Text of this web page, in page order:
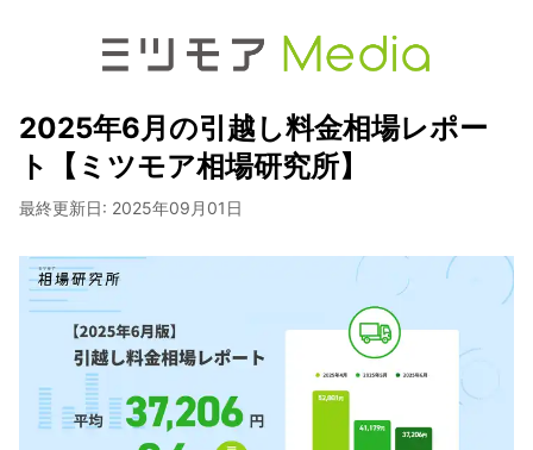
2025年6月の引越し料金相場レポー
ト【ミツモア相場研究所】
最終更新日: 2025年09月01日